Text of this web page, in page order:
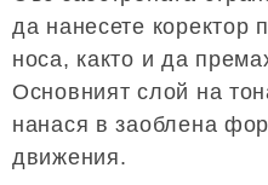
да нанесете коректор
носа, както и да
Основният слой на
нанася в заоблена
движения.